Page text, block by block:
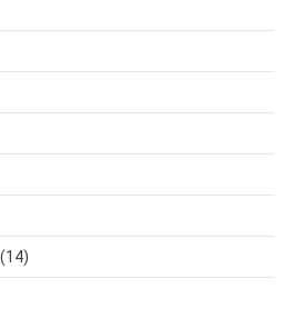
(14)